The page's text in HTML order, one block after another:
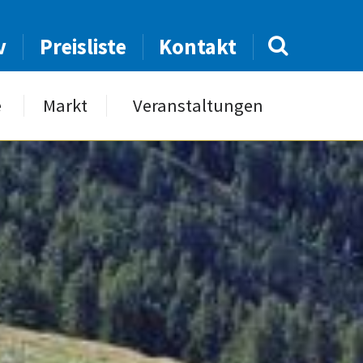
Preisliste Kontakt
Markt Veranstaltungen